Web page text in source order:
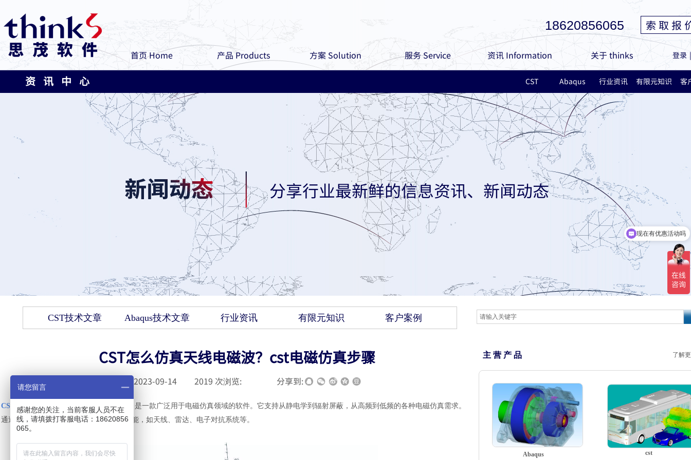
18620856065
登录 |
索 取 报
首页 Home 产品 Products 方案 Solution 服务 Service 资讯 Information 关于 thinks
分享行业最新鲜的信息资讯、新闻动态
资 讯 中 心 CST Abaqus 行业资讯 有限元知识 客
CST技术文章 Abaqus技术文章 行业资讯 有限元知识 客户案例
CST怎么仿真天线电磁波？cst电磁仿真步骤
发布时间 :2023-09-14 2019 次浏览: 分享到:
CST（Computer Simulation Technology） 是一款广泛用于电磁仿真领域的软件。它支持从静电学到辐射屏蔽，从高频到低频的各种电磁仿真需求。
通过 CST，你可以模拟各种电子设备的性能，如天线、雷达、电子对抗系统等。
主 营 产 品 了解
cst
Abaqus
现在有优惠活动吗
请您留言
感谢您的关注，当前客服人员不在
线，请填拨打客服电话：18620856
065。